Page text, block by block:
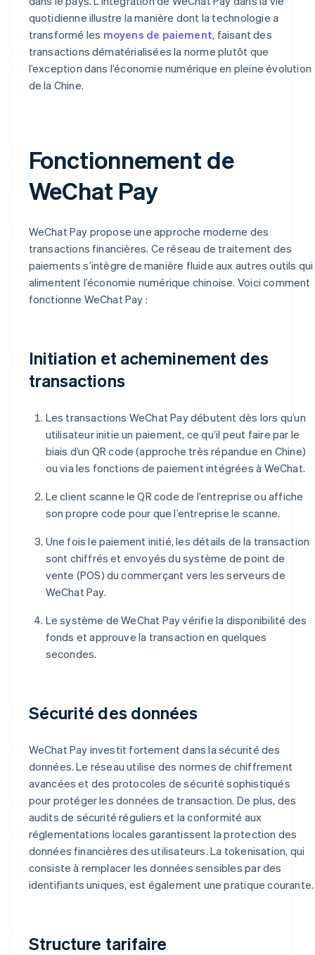
quotidienne illustre la manière dont la technologie a
transformé les moyens de paiement, faisant des
transactions dématérialisées la norme plutôt que
l’exception dans l’économie numérique en pleine évolution
de la Chine.
Fonctionnement de
WeChat Pay
WeChat Pay propose une approche moderne des
transactions financières. Ce réseau de traitement des
paiements s’intègre de manière fluide aux autres outils qui
alimentent l’économie numérique chinoise. Voici comment
fonctionne WeChat Pay :
Initiation et acheminement des
transactions
Les transactions WeChat Pay débutent dès lors qu’un
utilisateur initie un paiement, ce qu’il peut faire par le
biais d’un QR code (approche très répandue en Chine)
ou via les fonctions de paiement intégrées à WeChat.
Le client scanne le QR code de l’entreprise ou affiche
son propre code pour que l’entreprise le scanne.
Une fois le paiement initié, les détails de la transaction
sont chiffrés et envoyés du système de point de
vente (POS) du commerçant vers les serveurs de
WeChat Pay.
Le système de WeChat Pay vérifie la disponibilité des
fonds et approuve la transaction en quelques
secondes.
Sécurité des données
WeChat Pay investit fortement dans la sécurité des
données. Le réseau utilise des normes de chiffrement
avancées et des protocoles de sécurité sophistiqués
pour protéger les données de transaction. De plus, des
audits de sécurité réguliers et la conformité aux
réglementations locales garantissent la protection des
données financières des utilisateurs. La tokenisation, qui
consiste à remplacer les données sensibles par des
identifiants uniques, est également une pratique courante.
Structure tarifaire